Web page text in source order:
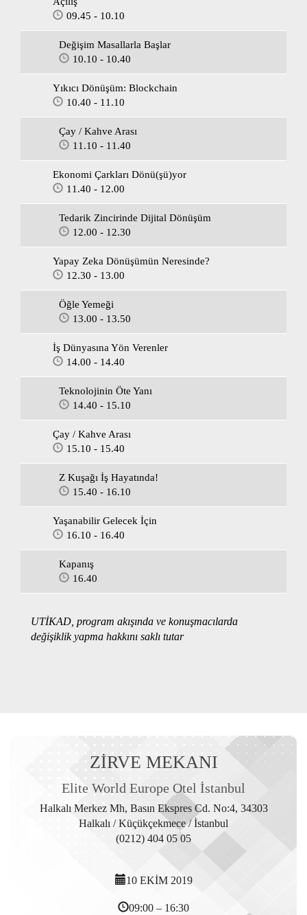
09.45 - 10.10
Değişim Masallarla Başlar
10.10 - 10.40
Yıkıcı Dönüşüm: Blockchain
10.40 - 11.10
Çay / Kahve Arası
11.10 - 11.40
Ekonomi Çarkları Dönü(şü)yor
11.40 - 12.00
Tedarik Zincirinde Dijital Dönüşüm
12.00 - 12.30
Yapay Zeka Dönüşümün Neresinde?
12.30 - 13.00
Öğle Yemeği
13.00 - 13.50
İş Dünyasına Yön Verenler
14.00 - 14.40
Teknolojinin Öte Yanı
14.40 - 15.10
Çay / Kahve Arası
15.10 - 15.40
Z Kuşağı İş Hayatında!
15.40 - 16.10
Yaşanabilir Gelecek İçin
16.10 - 16.40
Kapanış
16.40
UTİKAD, program akışında ve konuşmacılarda
değişiklik yapma hakkını saklı tutar
ZİRVE MEKANI
Elite World Europe Otel İstanbul
Halkalı Merkez Mh, Basın Ekspres Cd. No:4, 34303
Halkalı / Küçükçekmece / İstanbul
(0212) 404 05 05
10 EKİM 2019
09:00 – 16:30